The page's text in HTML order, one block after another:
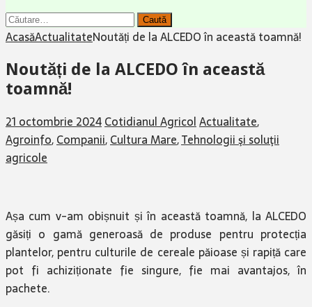
Caută
după:
AcasăActualitateNoutăți de la ALCEDO în această toamnă!
Noutăți de la ALCEDO în această
toamnă!
21 octombrie 2024Cotidianul AgricolActualitate,
Agroinfo,Companii,Cultura Mare,Tehnologii şi soluţii
agricole
Așa cum v-am obișnuit și în această toamnă, la ALCEDO
găsiți o gamă generoasă de produse pentru protecția
plantelor, pentru culturile de cereale păioase și rapiță care
pot fi achiziționate fie singure, fie mai avantajos, în
pachete.